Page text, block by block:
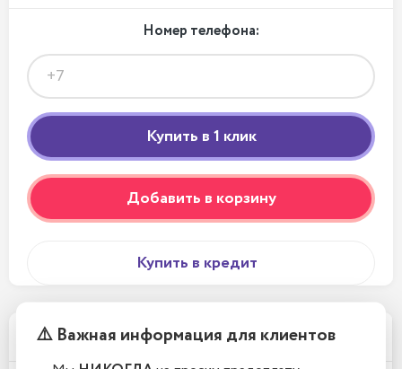
Номер телефона:
Добавить в корзину
Купить в кредит
Почему у вас такие низкие цены?
⚠️ Важная информация для клиентов